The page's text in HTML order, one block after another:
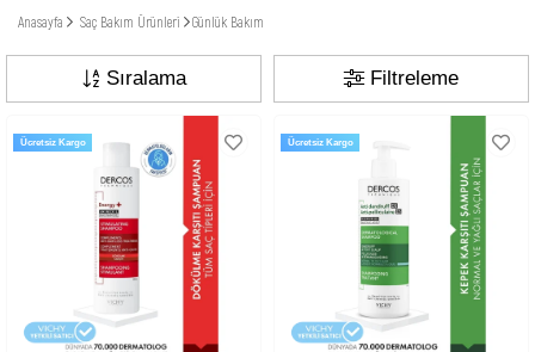
Anasayfa Saç Bakım Ürünleri Günlük Bakım
Filtreleme
Sıralama
Ücretsiz Kargo Ücretsiz Kargo